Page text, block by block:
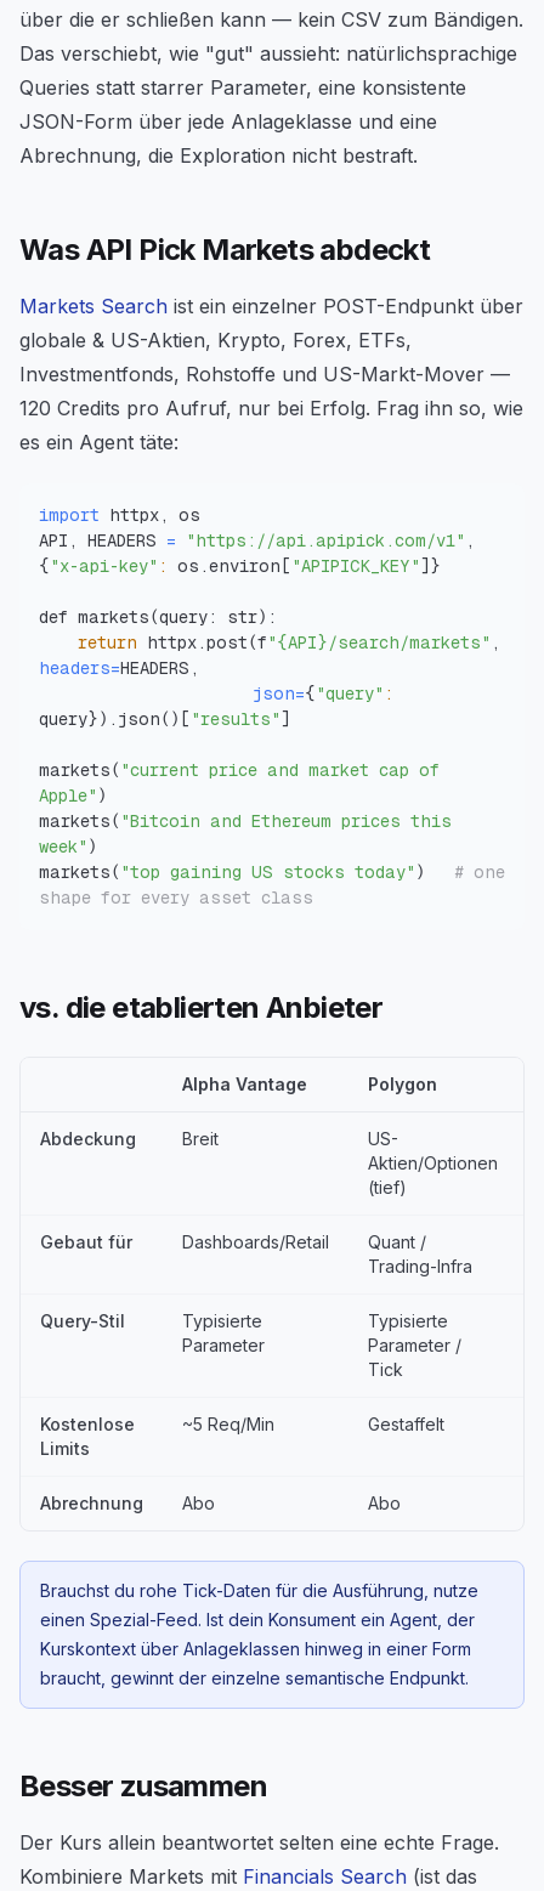
über die er schließen kann — kein CSV zum Bändigen.
Das verschiebt, wie "gut" aussieht: natürlichsprachige
Queries statt starrer Parameter, eine konsistente
JSON-Form über jede Anlageklasse und eine
Abrechnung, die Exploration nicht bestraft.
Was API Pick Markets abdeckt
Markets Search ist ein einzelner POST-Endpunkt über
globale & US-Aktien, Krypto, Forex, ETFs,
Investmentfonds, Rohstoffe und US-Markt-Mover —
120 Credits pro Aufruf, nur bei Erfolg. Frag ihn so, wie
es ein Agent täte:
import
API, HEADERS = "https://api.apipick.com/v1"
{ "x-api-key" : os.environ [ "APIPICK_KEY" ] }
def markets(query: str)
return httpx.post(f"{API}/search/markets"
headers=
json={ "query" :
query}) .json( ) [ "results" ]
markets( "current price and market cap of
Apple" )
markets( "Bitcoin and Ethereum prices this
week" )
markets( "top gaining US stocks today" )
# one
shape for every asset class
vs. die etablierten Anbieter
Alpha Vantage Polygon
Abdeckung Breit
US-
Aktien/Optionen
(tief)
Gebaut für Dashboards/Retail
Quant /
Trading-Infra
Query-Stil
Typisierte
Parameter
Typisierte
Parameter /
Tick
Kostenlose
Limits
~5 Req/Min Gestaffelt
Abrechnung Abo Abo
Brauchst du rohe Tick-Daten für die Ausführung, nutze
einen Spezial-Feed. Ist dein Konsument ein Agent, der
Kurskontext über Anlageklassen hinweg in einer Form
braucht, gewinnt der einzelne semantische Endpunkt.
Besser zusammen
Der Kurs allein beantwortet selten eine echte Frage.
Kombiniere Markets mit Financials Search (ist das